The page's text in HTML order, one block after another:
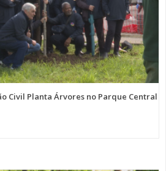
Civil Planta Árvores no Parque Central